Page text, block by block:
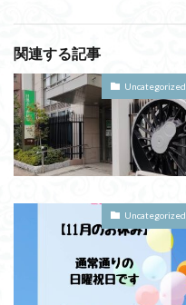
関連する記事
Uncategorized
Uncategorized